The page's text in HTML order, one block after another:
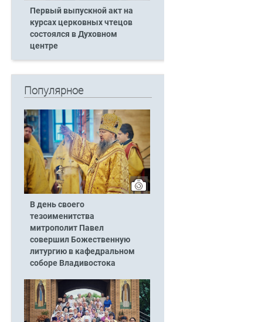
Первый выпускной акт на
курсах церковных чтецов
состоялся в Духовном
центре
Популярное
В день своего
тезоименитства
митрополит Павел
совершил Божественную
литургию в кафедральном
соборе Владивостока